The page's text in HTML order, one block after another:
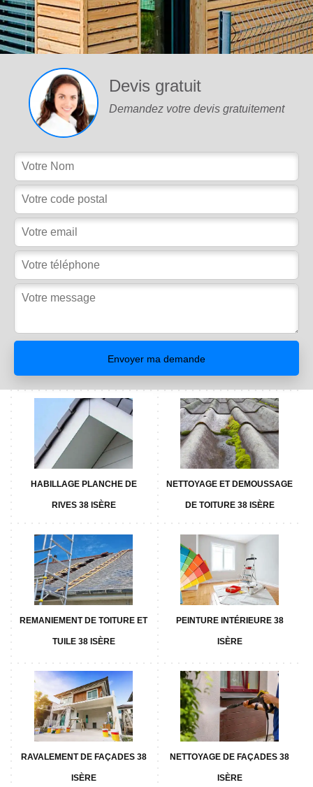
Devis gratuit
Demandez votre devis gratuitement
HABILLAGE PLANCHE DE
RIVES 38 ISÈRE
NETTOYAGE ET DEMOUSSAGE
DE TOITURE 38 ISÈRE
REMANIEMENT DE TOITURE ET
TUILE 38 ISÈRE
PEINTURE INTÉRIEURE 38
ISÈRE
RAVALEMENT DE FAÇADES 38
ISÈRE
NETTOYAGE DE FAÇADES 38
ISÈRE